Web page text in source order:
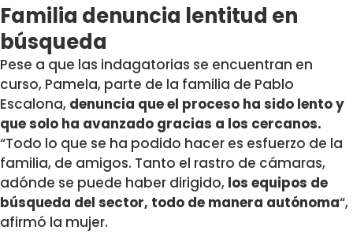
Familia denuncia lentitud en
búsqueda
Pese a que las indagatorias se encuentran en
curso, Pamela, parte de la familia de Pablo
Escalona, denuncia que el proceso ha sido lento y
que solo ha avanzado gracias a los cercanos.
“Todo lo que se ha podido hacer es esfuerzo de la
familia, de amigos. Tanto el rastro de cámaras,
adónde se puede haber dirigido, los equipos de
búsqueda del sector, todo de manera autónoma“,
afirmó la mujer.